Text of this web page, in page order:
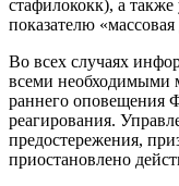
стафилококк), а
показателю
Во всех случаях
всеми необходимыми
раннего оповещения
реагирования.
предостережения,
приостановлено